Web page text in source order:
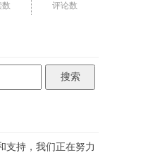
数 评论数
支持，我们正在努力